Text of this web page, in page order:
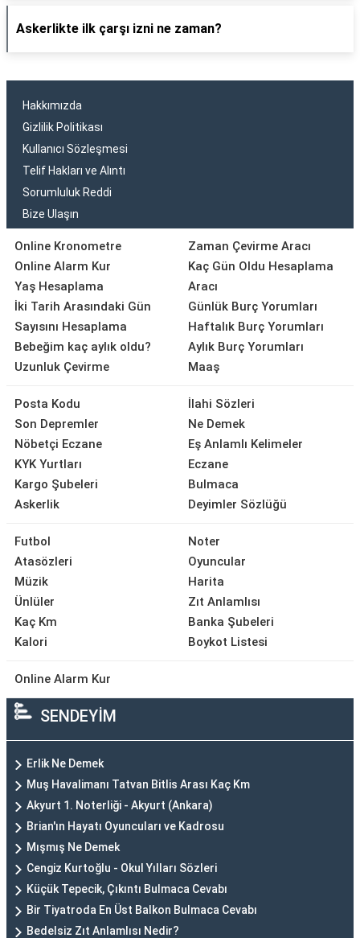
Askerlikte ilk çarşı izni ne zaman?
Hakkımızda
Gizlilik Politikası
Kullanıcı Sözleşmesi
Telif Hakları ve Alıntı
Sorumluluk Reddi
Bize Ulaşın
Online Kronometre
Online Alarm Kur
Yaş Hesaplama
İki Tarih Arasındaki Gün
Sayısını Hesaplama
Bebeğim kaç aylık oldu?
Uzunluk Çevirme
Zaman Çevirme Aracı
Kaç Gün Oldu Hesaplama
Aracı
Günlük Burç Yorumları
Haftalık Burç Yorumları
Aylık Burç Yorumları
Maaş
Posta Kodu
Son Depremler
Nöbetçi Eczane
KYK Yurtları
Kargo Şubeleri
Askerlik
İlahi Sözleri
Ne Demek
Eş Anlamlı Kelimeler
Eczane
Bulmaca
Deyimler Sözlüğü
Futbol
Atasözleri
Müzik
Ünlüler
Kaç Km
Kalori
Noter
Oyuncular
Harita
Zıt Anlamlısı
Banka Şubeleri
Boykot Listesi
Online Alarm Kur
SENDEYİM
Erlik Ne Demek
Muş Havalimanı Tatvan Bitlis Arası Kaç Km
Akyurt 1. Noterliği - Akyurt (Ankara)
Brian'ın Hayatı Oyuncuları ve Kadrosu
Mışmış Ne Demek
Cengiz Kurtoğlu - Okul Yılları Sözleri
Küçük Tepecik, Çıkıntı Bulmaca Cevabı
Bir Tiyatroda En Üst Balkon Bulmaca Cevabı
Bedelsiz Zıt Anlamlısı Nedir?